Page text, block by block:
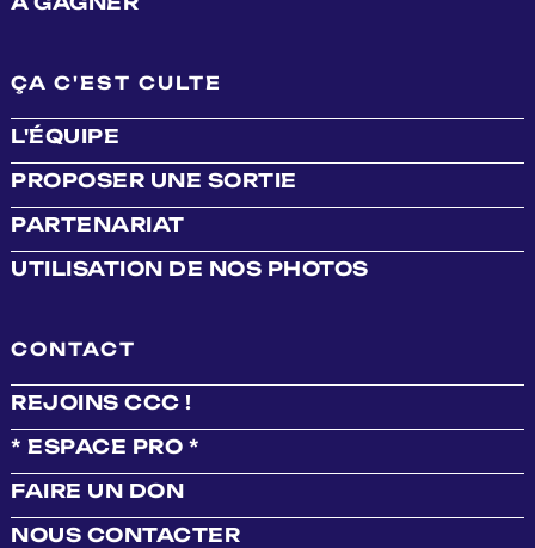
ÇA C'EST CULTE
L'ÉQUIPE
PROPOSER UNE SORTIE
PARTENARIAT
UTILISATION DE NOS PHOTOS
CONTACT
REJOINS CCC !
* ESPACE PRO *
FAIRE UN DON
NOUS CONTACTER